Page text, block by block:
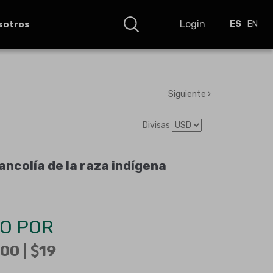
Login ES EN
Siguiente
Divisas
de la raza indígena
POR
| 19